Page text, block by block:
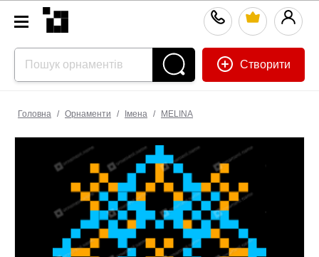
Створити
Головна / Орнаменти / Імена / МЕLINA